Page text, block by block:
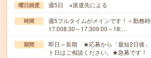
曜日頻度 週5日 ※派遣先による
時間
週5フルタイムがメインです！＜勤務
17:008:30～17:309:00～18:…
期間
即日～長期 ★応募から「最短2日後」
ト日はご相談ください。★急募です！